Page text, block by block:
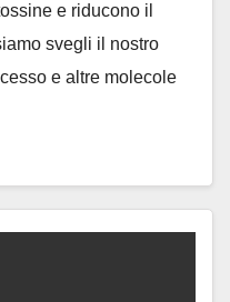
e riducono il
svegli il nostro
e altre molecole